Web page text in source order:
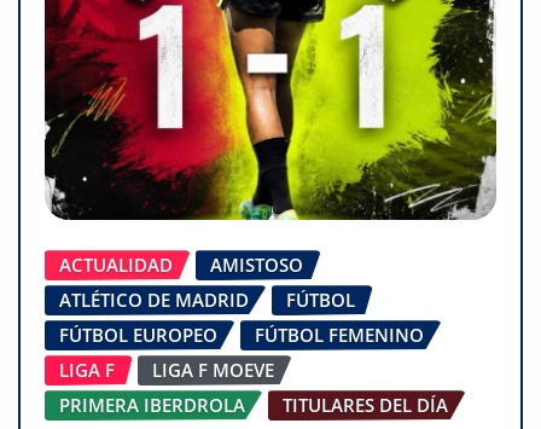
ACTUALIDAD
AMISTOSO
ATLÉTICO DE MADRID
FÚTBOL
FÚTBOL EUROPEO
FÚTBOL FEMENINO
LIGA F
LIGA F MOEVE
PRIMERA IBERDROLA
TITULARES DEL DÍA